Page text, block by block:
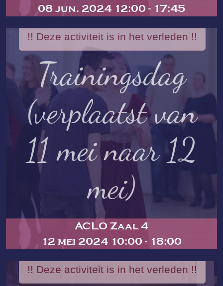
08 jun. 2024 12:00 - 17:45
!! Deze activiteit is in het verleden !!
Trainingsdag
(verplaatst van
11 mei naar 12
mei)
ACLO Zaal 4
12 mei 2024 10:00 - 18:00
!! Deze activiteit is in het verleden !!